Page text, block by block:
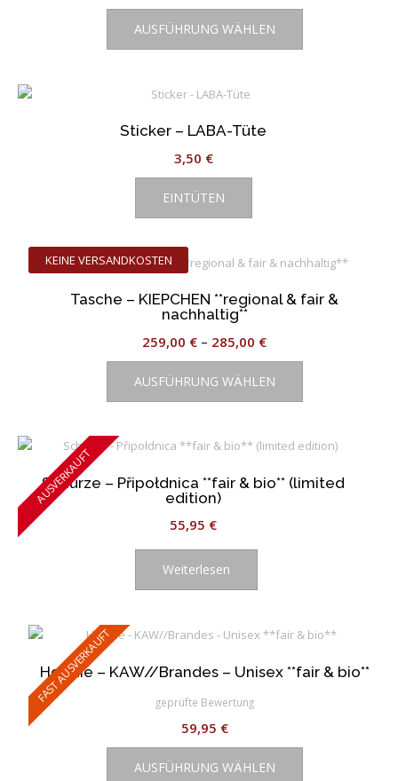
können
der
Preis
war:
Preis
ist:
AUSFÜHRUNG WÄHLEN
Dieses
weist
gewählt
Sticker – LABA-Tüte
3,50 €
EINTÜTEN
KEINE VERSANDKOSTEN
Tasche – KIEPCHEN **regional & fair &
nachhaltig**
259,00 € – 285,00 €
AUSFÜHRUNG WÄHLEN
Dieses
weist
Varianten
Die
werden
AUSVERKAUFT
Schürze – Připołdnica **fair & bio** (limited
edition)
55,95 €
Weiterlesen
FAST AUSVERKAUFT
Hoodie – KAW//Brandes – Unisex **fair & bio**
geprüfte Bewertung
59,95 €
AUSFÜHRUNG WÄHLEN
Dieses